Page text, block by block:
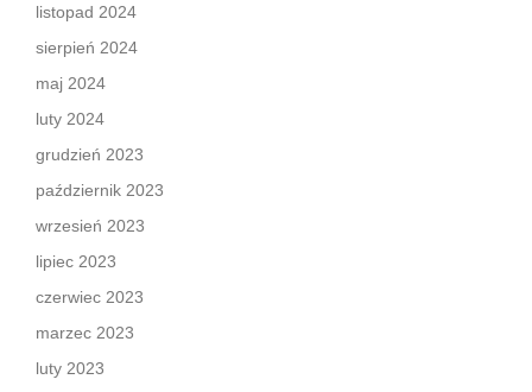
listopad 2024
sierpień 2024
maj 2024
luty 2024
grudzień 2023
październik 2023
wrzesień 2023
lipiec 2023
czerwiec 2023
marzec 2023
luty 2023